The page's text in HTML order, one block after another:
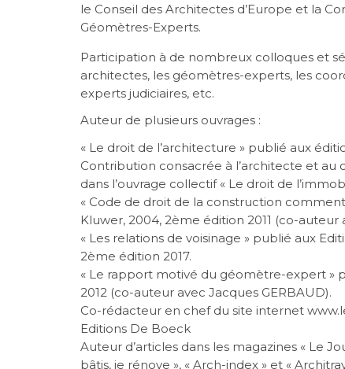
le Conseil des Architectes d’Europe et la
Géomètres-Experts.
Participation à de nombreux colloques et
architectes, les géomètres-experts, les
experts judiciaires, etc.
Auteur de plusieurs ouvrages :
« Le droit de l’architecture » publié aux
Contribution consacrée à l’architecte et au
dans l’ouvrage collectif « Le droit de
« Code de droit de la construction
Kluwer, 2004, 2ème édition 2011 (co-auteur
« Les relations de voisinage » publié aux
2ème édition 2017.
« Le rapport motivé du géomètre-expert »
2012 (co-auteur avec Jacques GERBAUD).
Co-rédacteur en chef du site internet
Editions De Boeck
Auteur d’articles dans les magazines « Le
bâtis, je rénove », « Arch-index » et «